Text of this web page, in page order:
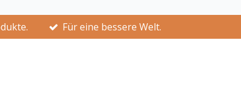
Für eine bessere Welt.